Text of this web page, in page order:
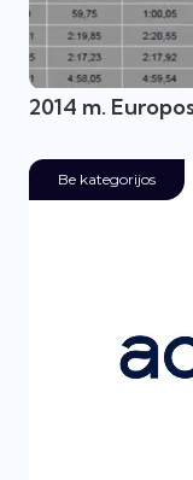
2014 m.
Be kategorijos